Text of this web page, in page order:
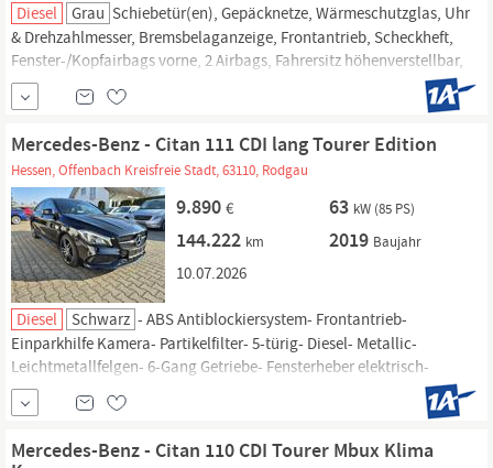
Diesel Grau Schiebetür(en), Gepäcknetze, Wärmeschutzglas, Uhr
& Drehzahlmesser, Bremsbelaganzeige, Frontantrieb, Scheckheft,
Fenster-/Kopfairbags vorne, 2 Airbags, Fahrersitz höhenverstellbar,
Lederlenkrad, Lichtautomatik, Einparkhilfe Sensoren hinten, weitere
Infos.
Mercedes-Benz - Citan 111 CDI lang Tourer Edition
Hessen, Offenbach Kreisfreie Stadt, 63110, Rodgau
9.890 € 63 kW (85 PS)
144.222 km 2019 Baujahr
10.07.2026
Diesel Schwarz - ABS Antiblockiersystem- Frontantrieb-
Einparkhilfe Kamera- Partikelfilter- 5-türig- Diesel- Metallic-
Leichtmetallfelgen- 6-Gang Getriebe- Fensterheber elektrisch-
Klimaautomatik- Zentralverriegelung mit Fernbed.Airbag-
Beifahrerairbag- Fahrerairbag- Fenster-/Kopfairbags vorne-
Mercedes-Benz - Citan 110 CDI Tourer Mbux Klima